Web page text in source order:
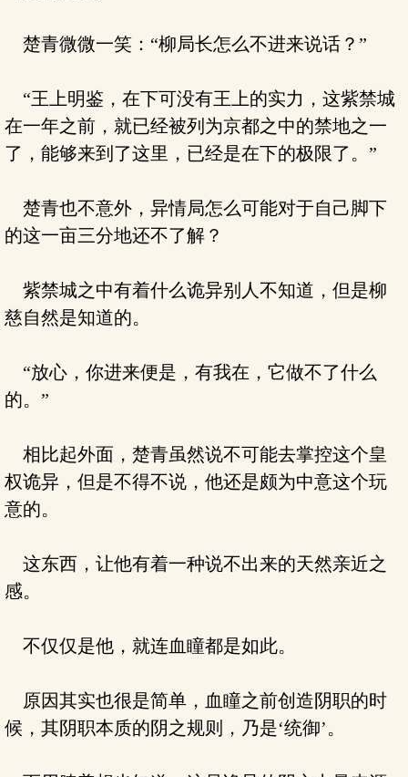
楚青微微一笑：“柳局长怎么不进来说话？”
“王上明鉴，在下可没有王上的实力，这紫禁城
在一年之前，就已经被列为京都之中的禁地之一
了，能够来到了这里，已经是在下的极限了。”
楚青也不意外，异情局怎么可能对于自己脚下
的这一亩三分地还不了解？
紫禁城之中有着什么诡异别人不知道，但是柳
慈自然是知道的。
“放心，你进来便是，有我在，它做不了什么
的。”
相比起外面，楚青虽然说不可能去掌控这个皇
权诡异，但是不得不说，他还是颇为中意这个玩
意的。
这东西，让他有着一种说不出来的天然亲近之
感。
不仅仅是他，就连血瞳都是如此。
原因其实也很是简单，血瞳之前创造阴职的时
候，其阴职本质的阴之规则，乃是‘统御’。